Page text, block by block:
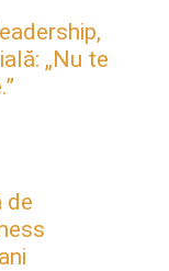
„Nu te
de